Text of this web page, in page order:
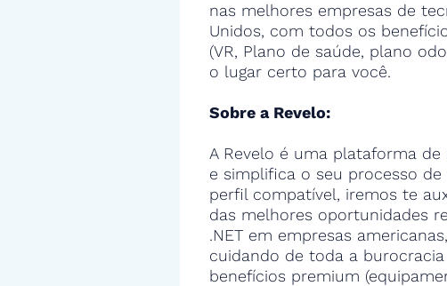
nas melhores empresas de
Unidos, com todos os
(VR, Plano de saúde, plano
o lugar certo para você.
Sobre a Revelo:
A Revelo é uma plataforma
e simplifica o seu processo de
perfil compatível, iremos te
das melhores oportunidades
.NET em empresas
cuidando de toda a
benefícios premium